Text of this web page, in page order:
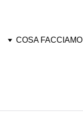
COSA FACCIAMO